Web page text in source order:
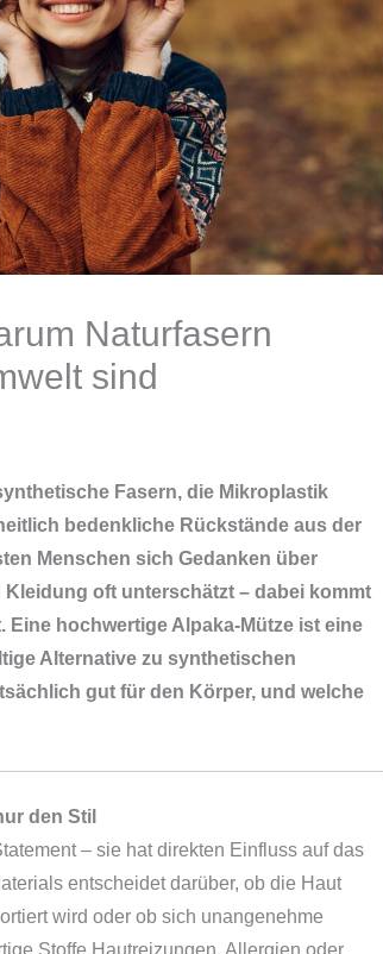
Naturfasern
sind
Fasern, die Mikroplastik
bedenkliche Rückstände aus der
Menschen sich Gedanken über
oft unterschätzt – dabei kommt
hochwertige Alpaka-Mütze ist eine
Alternative zu synthetischen
gut für den Körper, und welche
den Stil
– sie hat direkten Einfluss auf das
entscheidet darüber, ob die Haut
wird oder ob sich unangenehme